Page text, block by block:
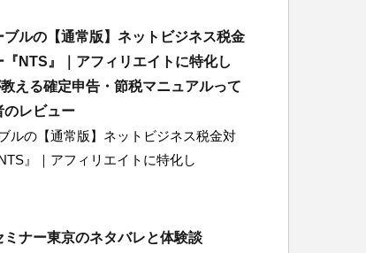
ルの【通常版】ネットビジネス税金
NTS』｜アフィリエイトに特化し
える確定申告・節税マニュアルって
のレビュー
ルの【通常版】ネットビジネス税金対
』｜アフィリエイトに特化し
ミナー東京のネタバレと体験談